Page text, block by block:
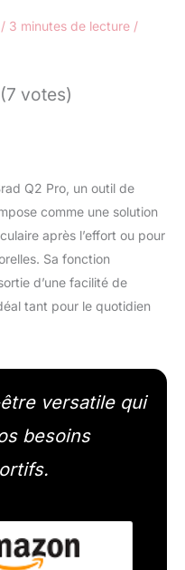
/ 3 minutes de lecture /
votes)
Q2 Pro, un outil de
comme une solution
après l’effort ou pour
Sa fonction
d’une facilité de
tant pour le quotidien
versatile qui
besoins